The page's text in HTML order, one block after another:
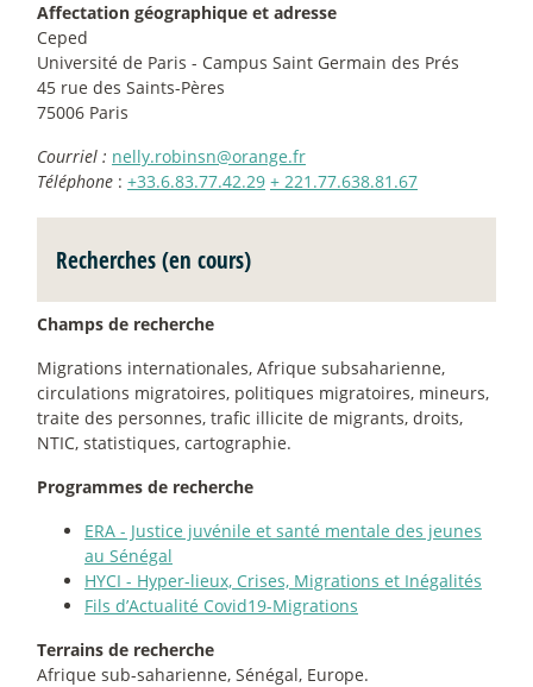
Affectation géographique et adresse
Ceped
Université de Paris - Campus Saint Germain des Prés
45 rue des Saints-Pères
75006 Paris
Courriel : nelly.robinsn@orange.fr
Téléphone : +33.6.83.77.42.29 + 221.77.638.81.67
Recherches (en cours)
Champs de recherche
Migrations internationales, Afrique subsaharienne,
circulations migratoires, politiques migratoires, mineurs,
traite des personnes, trafic illicite de migrants, droits,
NTIC, statistiques, cartographie.
Programmes de recherche
ERA - Justice juvénile et santé mentale des jeunes
au Sénégal
HYCI - Hyper-lieux, Crises, Migrations et Inégalités
Fils d’Actualité Covid19-Migrations
Terrains de recherche
Afrique sub-saharienne, Sénégal, Europe.